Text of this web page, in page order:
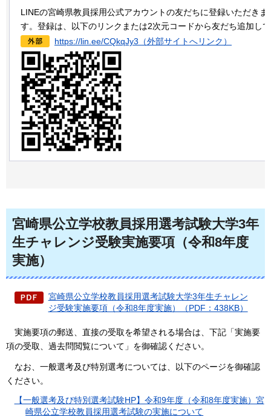
LINEの宮崎県教員採用公式アカウントの友だちに登録いただき
す。登録は、以下のリンクまたは2次元コードから友だち追加し
https://lin.ee/CQkqJy3（外部サイトへリンク）
宮崎県公立学校教員採用選考試験大学3年
生チャレンジ受験実施要項（令和8年度
実施）
宮崎県公立学校教員採用選考試験大学3年生チャレン
ジ受験実施要項（令和8年度実施）（PDF：438KB）
実施要項の郵送、直接の受取を希望される場合は、下記「実施要
項の受取、過去問閲覧について」を御確認ください。
なお、一般選考及び特別選考については、以下のページを御確認
ください。
【一般選考及び特別選考試験HP】令和9年度（令和8年度実施）宮
崎県公立学校教員採用選考試験の実施について